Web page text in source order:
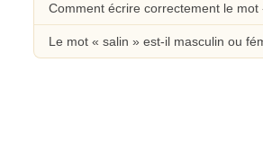
Comment écrire correctement le mot
Le mot « salin » est-il masculin ou